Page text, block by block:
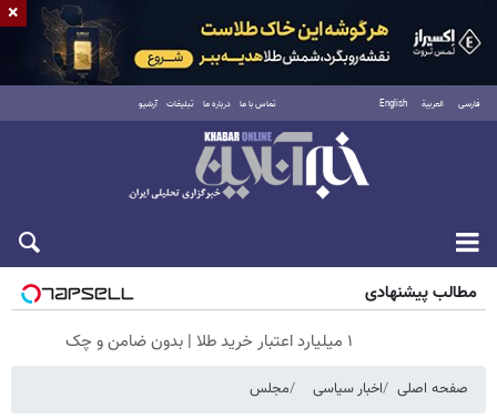
فارسی العربية English تماس با ما درباره ما تبلیغات آرشیو
جمعه ۱۶ مرداد ۱۴۰۵
مطالب پیشنهادی
۱ میلیارد اعتبار خرید طلا | بدون ضامن و چک
صفحه اصلی اخبار سیاسی مجلس
×